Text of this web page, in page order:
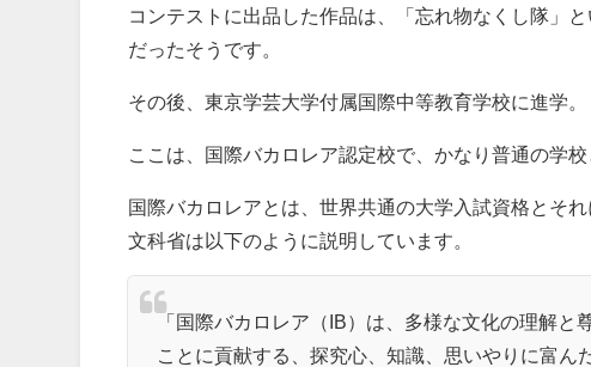
コンテストに出品した作品は、「忘れ物なくし隊」
だったそうです。
その後、東京学芸大学付属国際中等教育学校に進学。
ここは、国際バカロレア認定校で、かなり普通の学校
国際バカロレアとは、世界共通の大学入試資格とそ
文科省は以下のように説明しています。
「国際バカロレア（IB）は、多様な文化の理解
ことに貢献する、探究心、知識、思いやりに富ん